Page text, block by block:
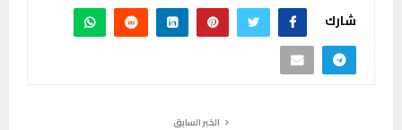
شارك
الخبر السابق